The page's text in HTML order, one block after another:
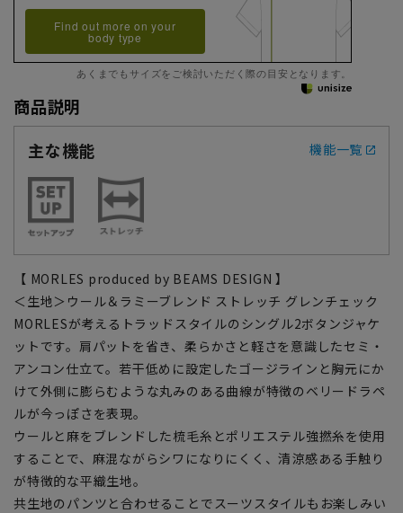
Find out more on your
body type
あくまでもサイズをご検討いただく際の目安となります。
商品説明
主な機能
機能一覧
【 MORLES produced by BEAMS DESIGN 】
＜生地＞ウール＆ラミーブレンド ストレッチ グレンチェック
MORLESが考えるトラッドスタイルのシングル2ボタンジャケ
ットです。肩パットを省き、柔らかさと軽さを意識したセミ・
アンコン仕立て。若干低めに設定したゴージラインと胸元にか
けて外側に膨らむような丸みのある曲線が特徴のベリードラペ
ルが今っぽさを表現。
ウールと麻をブレンドした梳毛糸とポリエステル強撚糸を使用
することで、麻混ながらシワになりにくく、清涼感ある手触り
が特徴的な平織生地。
共生地のパンツと合わせることでスーツスタイルもお楽しみい